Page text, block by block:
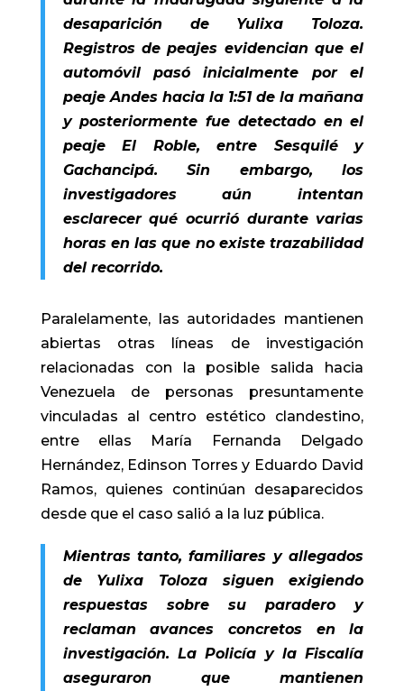
desaparición de Yulixa Toloza.
Registros de peajes evidencian que el
automóvil pasó inicialmente por el
peaje Andes hacia la 1:51 de la mañana
y posteriormente fue detectado en el
peaje El Roble, entre Sesquilé y
Gachancipá. Sin embargo, los
investigadores aún intentan
esclarecer qué ocurrió durante varias
horas en las que no existe trazabilidad
del recorrido.
Paralelamente, las autoridades mantienen
abiertas otras líneas de investigación
relacionadas con la posible salida hacia
Venezuela de personas presuntamente
vinculadas al centro estético clandestino,
entre ellas María Fernanda Delgado
Hernández, Edinson Torres y Eduardo David
Ramos, quienes continúan desaparecidos
desde que el caso salió a la luz pública.
Mientras tanto, familiares y allegados
de Yulixa Toloza siguen exigiendo
respuestas sobre su paradero y
reclaman avances concretos en la
investigación. La Policía y la Fiscalía
aseguraron que mantienen